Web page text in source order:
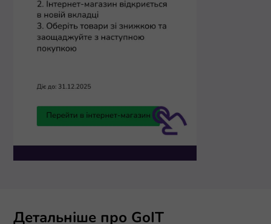
Детальніше про GoIT